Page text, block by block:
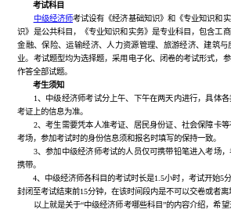
考试科目
中级经济师考试设有《经济基础知识》和《专业知识和
识》是公共科目，《专业知识和实务》是专业科目，包含工
金融、保险、运输经济、人力资源管理、旅游经济、建筑
业。考试题型均为选择题，采用电子化、闭卷的考试形式，
作答全部试题。
考生须知
1、中级经济师考试分上午、下午在两天内进行，具体各
考证上的信息为准。
2、考生需要凭本人准考证、居民身份证、社会保障卡等
考场，参加考试时的身份信息须和报名时填写的保持一致。
3、参加中级经济师考试的人员仅可携带铅笔进入考场，
携带。
4、中级经济师各科目的考试时长是1.5小时，考试开始5
封闭至考试结束前15分钟，在该时间段内是不可以交卷或者离
以上就是关于“中级经济师考哪些科目”的内容介绍，希望